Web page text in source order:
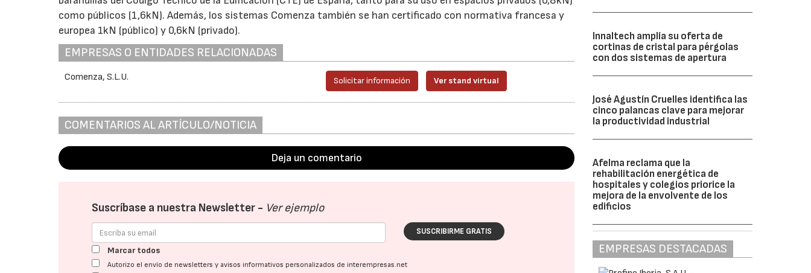
como públicos (1,6kN). Además, los sistemas Comenza también se han certificado con normativa francesa y
europea 1kN (público) y 0,6kN (privado).
EMPRESAS O ENTIDADES RELACIONADAS
Comenza, S.L.U. Solicitar información Ver stand virtual
COMENTARIOS AL ARTÍCULO/NOTICIA
Deja un comentario
Suscríbase a nuestra Newsletter - Ver ejemplo
SUSCRIBIRME GRATIS
Marcar todos
Autorizo el envío de newsletters y avisos informativos personalizados de interempresas.net
Innaltech amplía su oferta de
cortinas de cristal para pérgolas
con dos sistemas de apertura
José Agustín Cruelles identifica las
cinco palancas clave para mejorar
la productividad industrial
Afelma reclama que la
rehabilitación energética de
hospitales y colegios priorice la
mejora de la envolvente de los
edificios
EMPRESAS DESTACADAS